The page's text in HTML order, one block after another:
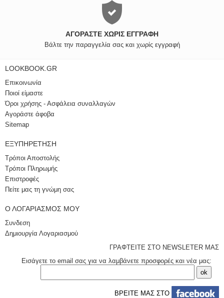
ΑΓΟΡΆΣΤΕ ΧΩΡΊΣ ΕΓΓΡΑΦΉ
Βάλτε την παραγγελία σας και χωρίς εγγραφή
LOOKBOOK.GR
Επικοινωνία
Ποιοί είμαστε
Όροι χρήσης - Ασφάλεια συναλλαγών
Αγοράστε άφοβα
Sitemap
ΕΞΥΠΗΡΈΤΗΣΗ
Τρόποι Αποστολής
Τρόποι Πληρωμής
Επιστροφές
Πείτε μας τη γνώμη σας
Ο ΛΟΓΑΡΙΑΣΜΌΣ ΜΟΥ
Συνδεση
Δημιουργία Λογαριασμού
ΓΡΑΦΤΕΙΤΕ ΣΤΟ NEWSLETER ΜΑΣ
Εισάγετε το email σας για να λαμβάνετε προσφορές και νέα μας:
ΒΡΕΙΤΕ ΜΑΣ ΣΤΟ